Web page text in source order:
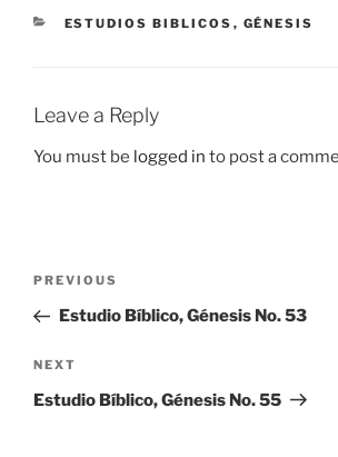
CATEGORIES
ESTUDIOS BIBLICOS , GÉNESIS
Leave a Reply
You must be logged in to post a
Previous
Post
PREVIOUS
Estudio Bíblico, Génesis No. 53
Next
Post
NEXT
Estudio Bíblico, Génesis No. 55